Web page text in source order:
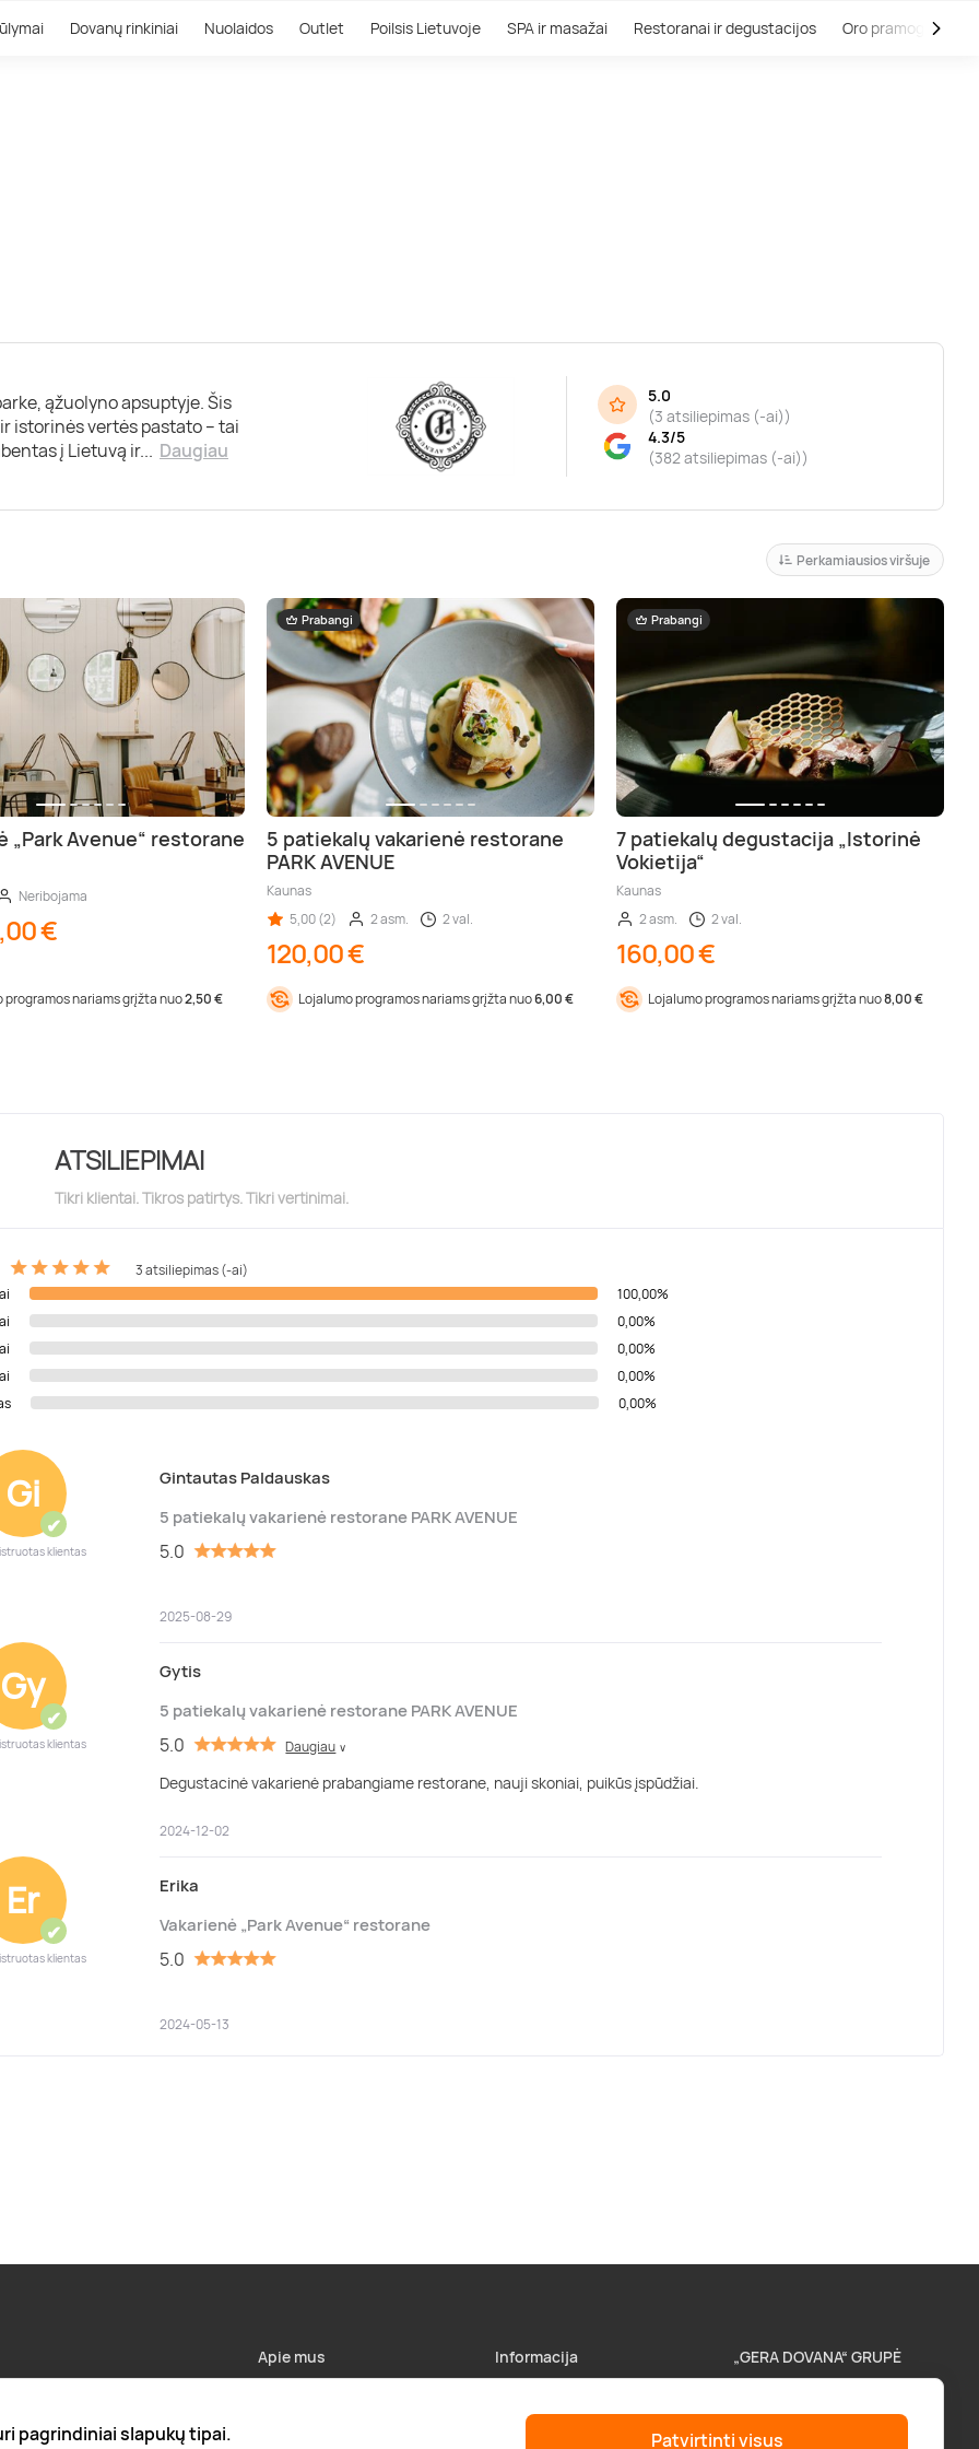
pagrindiniai slapukų tipai. Patvirtinti visus
Dovanų rinkiniai Nuolaidos Outlet Poilsis Lietuvoje SPA ir masažai Restoranai ir degustacijos Oro pramogos
ąžuolyno apsuptyje. Šis
istorinės vertės pastato – tai
į Lietuvą ir... Daugiau
5.0
(3 atsiliepimas (-ai))
4.3/5
(382 atsiliepimas (-ai))
Perkamiausios viršuje
„Park Avenue“ restorane
Neribojama
€
programos nariams grįžta nuo2,50 €
Prabangi
5 patiekalų vakarienė restorane
PARK AVENUE
Kaunas
5,00 (2)
2 asm. 2 val.
120,00 €
Lojalumo programos nariams grįžta nuo6,00 €
Prabangi
7 patiekalų degustacija „Istorinė
Vokietija“
Kaunas
2 asm.
2 val.
160,00 €
Lojalumo programos nariams grįžta nuo8,00 €
ATSILIEPIMAI
Tikri klientai. Tikros patirtys. Tikri vertinimai.
3 atsiliepimas (-ai)
100,00%
0,00%
0,00%
0,00%
0,00%
Gi
✔
klientas
Gintautas Paldauskas
5 patiekalų vakarienė restorane PARK AVENUE
5.0
2025-08-29
Gy
✔
klientas
Gytis
5 patiekalų vakarienė restorane PARK AVENUE
5.0 Daugiau ∨
Degustacinė vakarienė prabangiame restorane, nauji skoniai, puikūs įspūdžiai.
2024-12-02
Er
✔
klientas
Erika
Vakarienė „Park Avenue“ restorane
5.0
2024-05-13
Apie mus Informacija
Parduotuvės
„GERA DOVANA“ GRUPĖ
superprezenty.pl